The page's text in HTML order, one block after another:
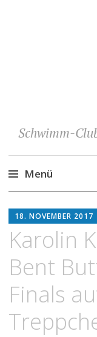
Schwimm-
Menü
Inhalt
springen
18. NOVEMBER 2017
Karolin
Bent
Finals